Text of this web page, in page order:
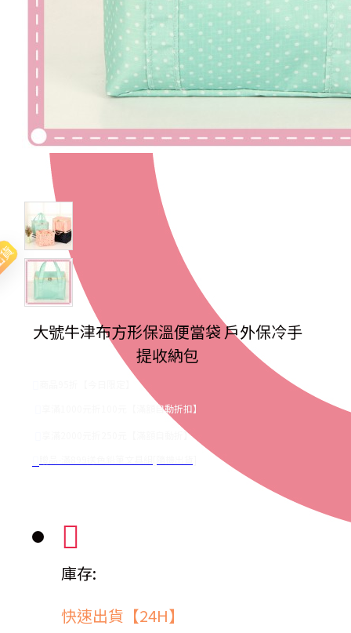
大號牛津布方形保溫便當袋 戶外保冷手
提收納包
享滿1000元折100元【滿額自動折扣】
享滿2000元折250元【滿額自動折】
庫存:
快速出貨【24H】